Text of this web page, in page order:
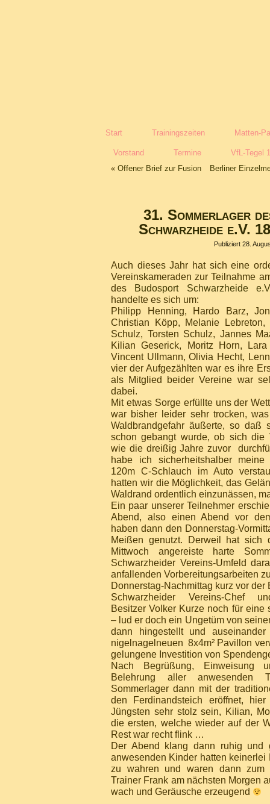
Start Trainingszeiten Matten-
Vorstand Termine
VfL-Tegel
« Offener Brief zur Fusion Berliner
31. Sommerlager
Schwarzheide e.V.
Publiziert 28.
Auch dieses Jahr hat sich eine
Vereinskameraden zur Teilnahme
des Budosport Schwarzheide
handelte es sich um:
Philipp Henning, Hardo Barz,
Christian Köpp, Melanie
Schulz, Torsten Schulz, Jannes
Kilian Geserick, Moritz Horn,
Vincent Ullmann, Olivia Hecht,
vier der Aufgezählten war es ihre
als Mitglied beider Vereine war
dabei.
Mit etwas Sorge erfüllte uns der
war bisher leider sehr trocken,
Waldbrandgefahr äußerte, so daß
schon gebangt wurde, ob sich die
wie die dreißig Jahre zuvor
habe ich sicherheitshalber meine
120m C-Schlauch im Auto
hatten wir die Möglichkeit, das
Waldrand ordentlich einzunässen,
Ein paar unserer Teilnehmer
Abend, also einen Abend vor
haben dann den Donnerstag-
Meißen genutzt. Derweil hat sich
Mittwoch angereiste harte
Schwarzheider Vereins-Umfeld
anfallenden Vorbereitungsarbeiten
Donnerstag-Nachmittag kurz vor der
Schwarzheider Vereins-Chef
Besitzer Volker Kurze noch für eine
– lud er doch ein Ungetüm von
dann hingestellt und
nigelnagelneuen 8x4m² Pavillon
gelungene Investition von
Nach Begrüßung, Einweisung
Belehrung aller anwesenden
Sommerlager dann mit der
den Ferdinandsteich eröffnet,
Jüngsten sehr stolz sein, Kilian,
die ersten, welche wieder auf der
Rest war recht flink …
Der Abend klang dann ruhig und
anwesenden Kinder hatten
zu wahren und waren dann zum
Trainer Frank am nächsten Morgen
wach und Geräusche erzeugend